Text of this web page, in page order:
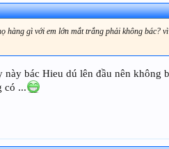
hàng gì với em lớn mắt trắng phải không bác?
bác Hieu dú lên đầu nên
có ...